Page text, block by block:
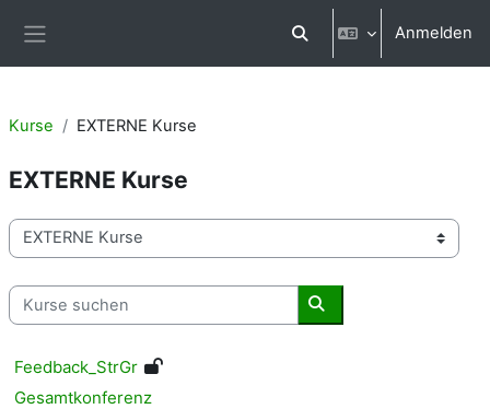
Sucheingabe umschalten
Anmelden
Kurse EXTERNE Kurse
EXTERNE Kurse
Kursbereiche
Kurse suchen
Kurse suchen
Feedback_StrGr
Gesamtkonferenz